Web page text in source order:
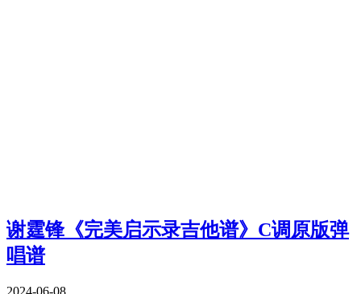
谢霆锋《完美启示录吉他谱》C调原版弹
唱谱
2024-06-08